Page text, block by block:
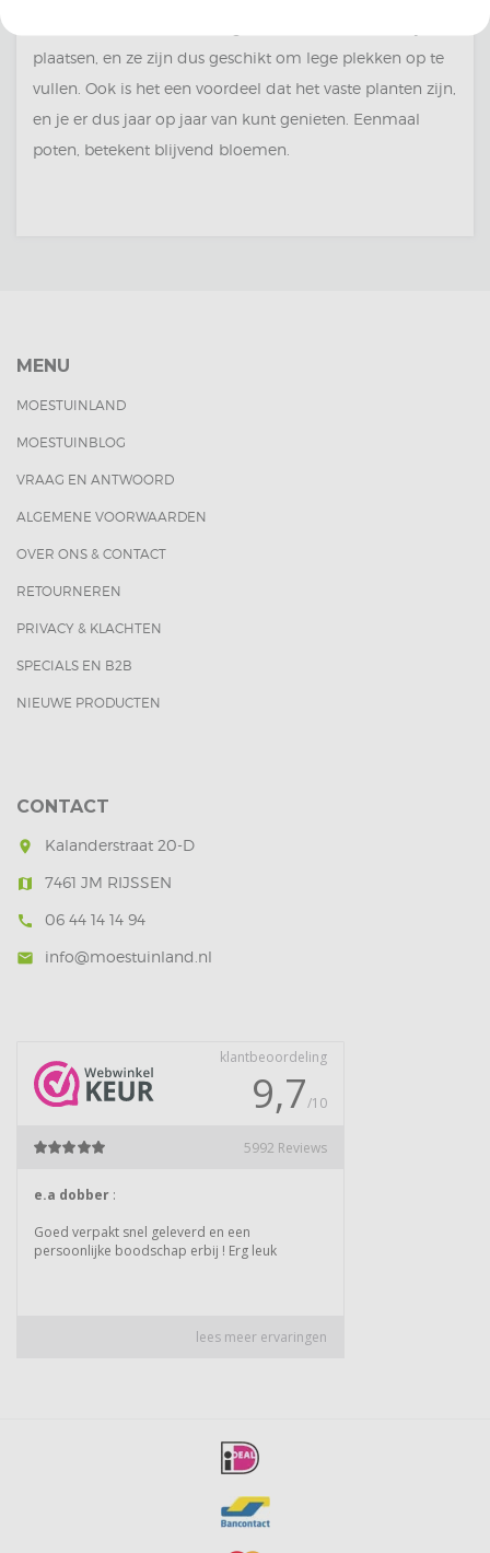
plaatsen, en ze zijn dus geschikt om lege plekken op te
vullen. Ook is het een voordeel dat het vaste planten zijn,
en je er dus jaar op jaar van kunt genieten. Eenmaal
poten, betekent blijvend bloemen.
MENU
MOESTUINLAND
MOESTUINBLOG
VRAAG EN ANTWOORD
ALGEMENE VOORWAARDEN
OVER ONS & CONTACT
RETOURNEREN
PRIVACY & KLACHTEN
SPECIALS EN B2B
NIEUWE PRODUCTEN
CONTACT
room Kalanderstraat 20-D
map 7461 JM RIJSSEN
call 06 44 14 14 94
mail info@moestuinland.nl